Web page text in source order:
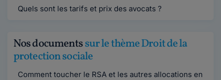
Quels sont les tarifs et prix des avocats ?
Nos documentssur le thème Droit de la
protection sociale
Comment toucher le RSA et les autres allocations en